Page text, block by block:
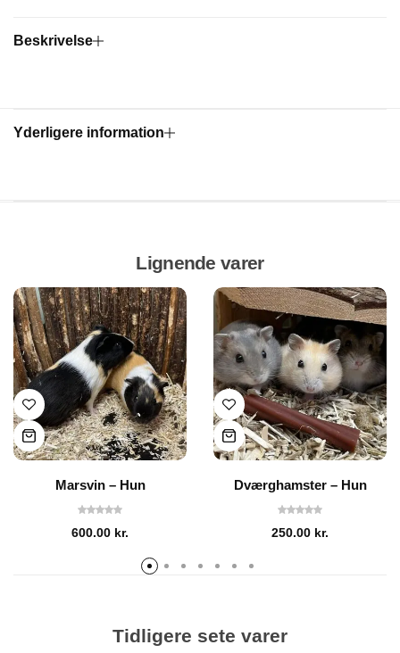
Beskrivelse
Yderligere information
Lignende varer
Marsvin – Hun
600.00 kr.
Dværghamster – Hun
250.00 kr.
Tidligere sete varer